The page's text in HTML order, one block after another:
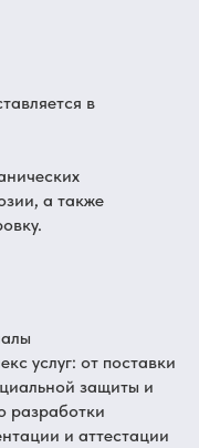
в
а также
услуг: от поставки
защиты и
разработки
и аттестации